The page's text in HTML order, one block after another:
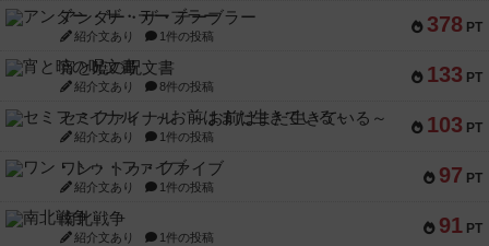
378 PT
アンダー・ザ・テーブラー
紹介文あり 1件の投稿
133 PT
宵と暁の呪文書
紹介文あり 8件の投稿
103 PT
セミファイナル ～お前はまだ生きている～
紹介文あり 1件の投稿
97 PT
ワン・トゥ・ファイブ
紹介文あり 1件の投稿
91 PT
南北戦争
紹介文あり 1件の投稿